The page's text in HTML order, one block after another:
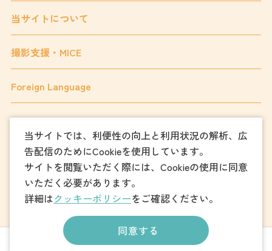
当サイトについて
撮影支援・MICE
Foreign Language
フォトダウンロード
パンフレットダウンロード
お問い合わせ
当サイトでは、利便性の向上と利用状況の解析、広
告配信のためにCookieを使用しています。
サイトを閲覧いただく際には、Cookieの使用に同意
いただく必要があります。
詳細はクッキーポリシーをご確認ください。
同意する